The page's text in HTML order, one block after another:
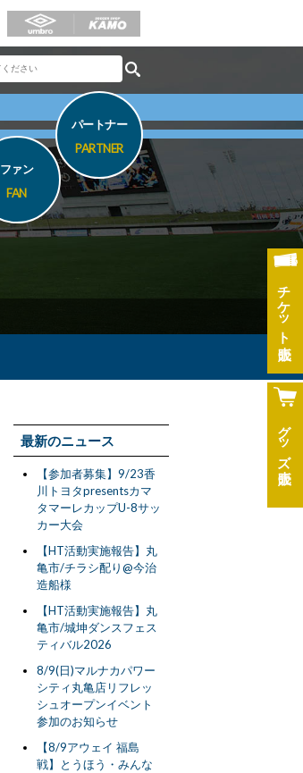
チケット
グッズ
ファン
FAN
パートナー
PARTNER
最新のニュース
【参加者募集】9/23香
川トヨタpresentsカマ
タマーレカップU-8サッ
カー大会
【HT活動実施報告】丸
亀市/チラシ配り@今治
造船様
【HT活動実施報告】丸
亀市/城坤ダンスフェス
ティバル2026
8/9(日)マルナカパワー
シティ丸亀店リフレッ
シュオープンイベント
参加のお知らせ
【8/9アウェイ 福島
戦】とうほう・みんな